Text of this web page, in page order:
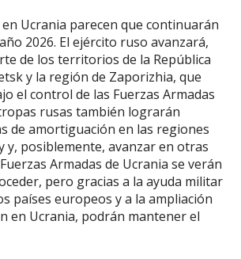
Ucrania parecen que continuarán
2026. El ejército ruso avanzará,
de los territorios de la República
y la región de Zaporizhia, que
el control de las Fuerzas Armadas
rusas también lograrán
de amortiguación en las regiones
y, posiblemente, avanzar en otras
Armadas de Ucrania se verán
pero gracias a la ayuda militar
países europeos y a la ampliación
en Ucrania, podrán mantener el